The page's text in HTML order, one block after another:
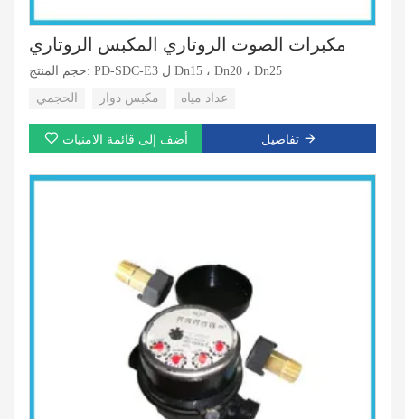
مكبرات الصوت الروتاري المكبس الروتاري
حجم المنتج: PD-SDC-E3 ل Dn15 ، Dn20 ، Dn25
الحجمي
مكبس دوار عداد مياه
أضف إلى قائمة الامنيات تفاصيل